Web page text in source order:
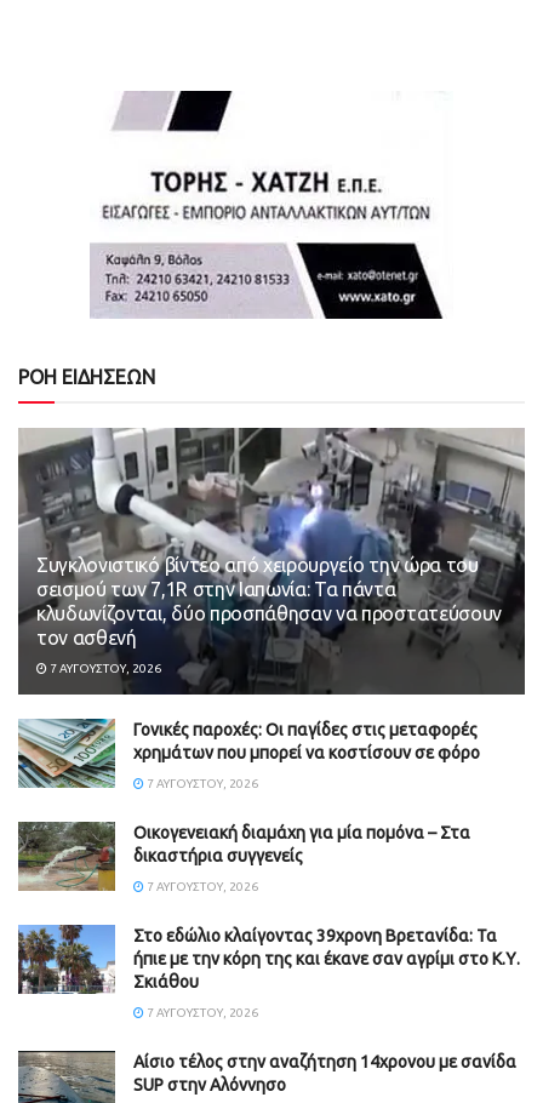
ΡΟΗ ΕΙΔΗΣΕΩΝ
Συγκλονιστικό βίντεο από χειρουργείο την ώρα του
σεισμού των 7,1R στην Ιαπωνία: Τα πάντα
κλυδωνίζονται, δύο προσπάθησαν να προστατεύσουν
τον ασθενή
7 ΑΥΓΟΎΣΤΟΥ, 2026
Γονικές παροχές: Οι παγίδες στις μεταφορές
χρημάτων που μπορεί να κοστίσουν σε φόρο
7 ΑΥΓΟΎΣΤΟΥ, 2026
Οικογενειακή διαμάχη για μία πομόνα – Στα
δικαστήρια συγγενείς
7 ΑΥΓΟΎΣΤΟΥ, 2026
Στο εδώλιο κλαίγοντας 39χρονη Βρετανίδα: Τα
ήπιε με την κόρη της και έκανε σαν αγρίμι στο Κ.Υ.
Σκιάθου
7 ΑΥΓΟΎΣΤΟΥ, 2026
Αίσιο τέλος στην αναζήτηση 14χρονου με σανίδα
SUP στην Αλόννησο